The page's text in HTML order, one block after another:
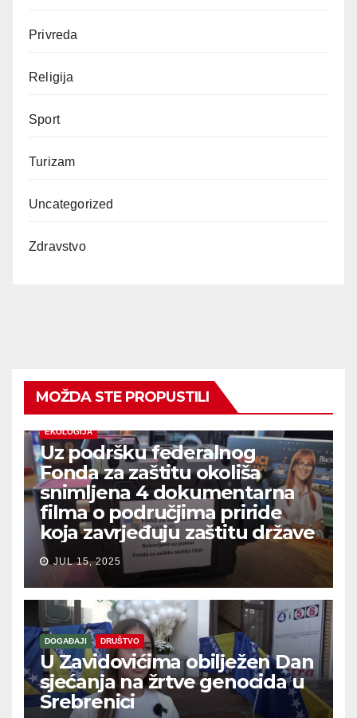
Privreda
Religija
Sport
Turizam
Uncategorized
Zdravstvo
MOŽDA STE PROPUSTILI
EKOLOGIJA
Uz podršku federalnog
Fonda za zaštitu okoliša
snimljena 4 dokumentarna
filma o područjima priride
koja zavrjeđuju zaštitu države
JUL 15, 2025
DOGAĐAJI DRUŠTVO
U Zavidovićima obilježen Dan
sjećanja na žrtve genocida u
Srebrenici